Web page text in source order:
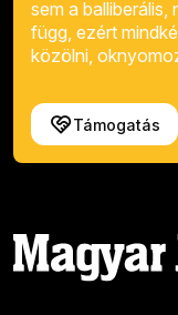
sem a
függ, ezért
közölni,
Támogatás